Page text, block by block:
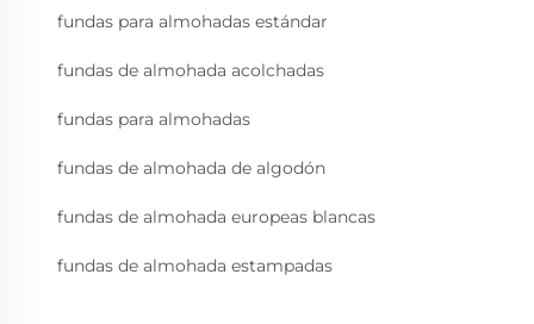
fundas para almohadas estándar
fundas de almohada acolchadas
fundas para almohadas
fundas de almohada de algodón
fundas de almohada europeas blancas
fundas de almohada estampadas